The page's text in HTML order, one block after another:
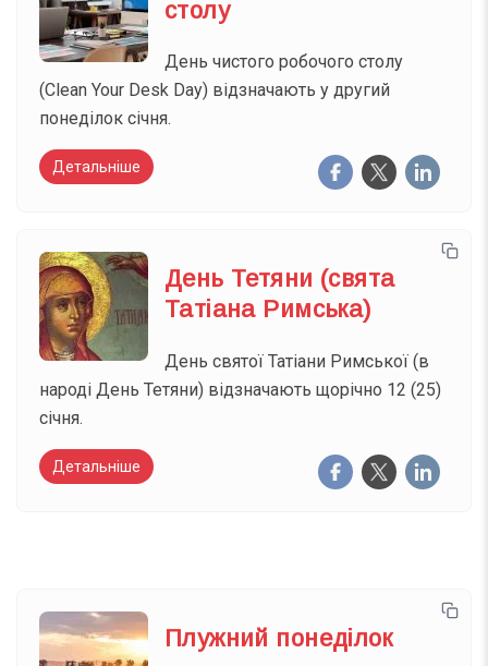
столу
День чистого робочого столу
(Clean Your Desk Day) відзначають у другий
понеділок січня.
Детальніше
День Тетяни (свята
Татіана Римська)
День святої Татіани Римської (в
народі День Тетяни) відзначають щорічно 12 (25)
січня.
Детальніше
Плужний понеділок